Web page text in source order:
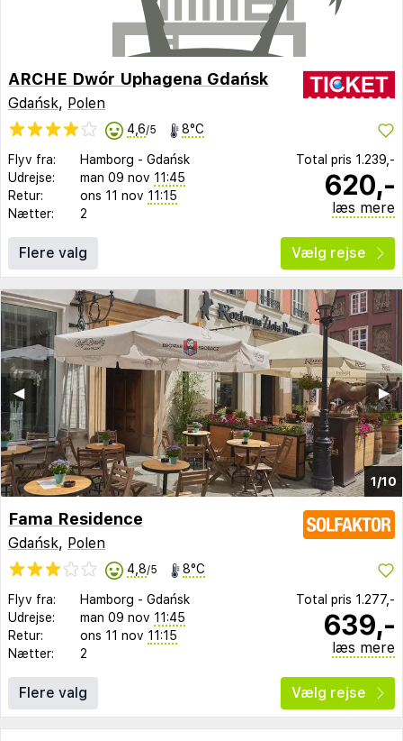
ARCHE Dwór Uphagena Gdańsk
Gdańsk, Polen
4,6/5 8°C
Flyv fra: Hamborg - Gdańsk
Udrejse:
man 09 nov 11:45
Retur:
ons 11 nov 11:15
Nætter:
2
Total pris 1.239,-
620,-
læs mere
Flere valg Vælg rejse
1/10
▶︎
◀︎
Fama Residence
Gdańsk, Polen
4,8/5 8°C
Flyv fra: Hamborg - Gdańsk
Udrejse:
man 09 nov 11:45
Retur:
ons 11 nov 11:15
Nætter:
2
Total pris 1.277,-
639,-
læs mere
Flere valg Vælg rejse